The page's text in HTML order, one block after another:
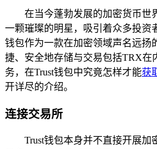
在当今蓬勃发展的加密货币世
一颗璀璨的明星，吸引着众多投资
钱包作为一款在加密领域声名远扬
捷、安全地存储与交易包括TRX在
务，在Trust钱包中究竟怎样才能获
开详尽的介绍。
连接交易所
Trust钱包本身并不直接开展加